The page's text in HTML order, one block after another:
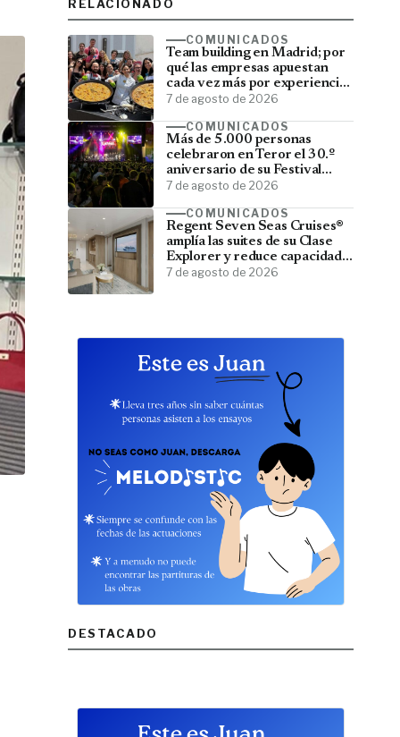
RELACIONADO
COMUNICADOS
Team building en Madrid; por
qué las empresas apuestan
cada vez más por experiencias
que fortalecen sus equipos
7 de agosto de 2026
COMUNICADOS
Más de 5.000 personas
celebraron en Teror el 30.º
aniversario de su Festival
Latino
7 de agosto de 2026
COMUNICADOS
Regent Seven Seas Cruises®
amplía las suites de su Clase
Explorer y reduce capacidad;
menos pasajeros, más espacio
7 de agosto de 2026
DESTACADO